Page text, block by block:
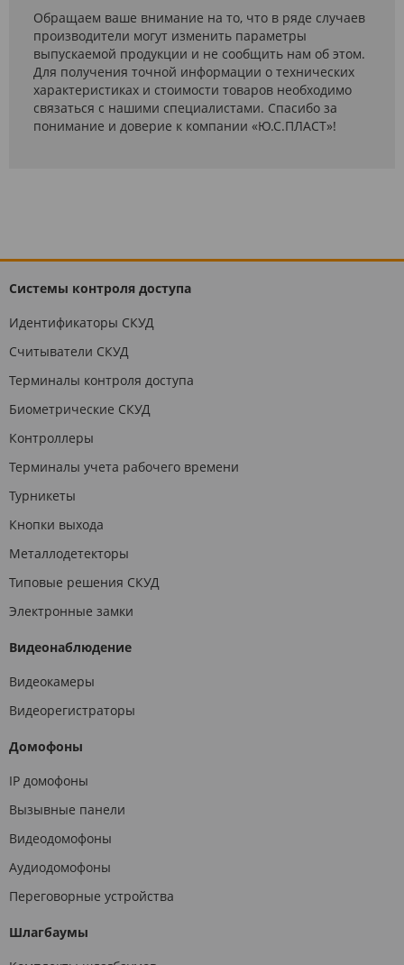
Обращаем ваше внимание на то, что в ряде случаев
производители могут изменить параметры
выпускаемой продукции и не сообщить нам об этом.
Для получения точной информации о технических
характеристиках и стоимости товаров необходимо
связаться с нашими специалистами. Спасибо за
понимание и доверие к компании «Ю.С.ПЛАСТ»!
Системы контроля доступа
Идентификаторы СКУД
Считыватели СКУД
Терминалы контроля доступа
Биометрические СКУД
Контроллеры
Терминалы учета рабочего времени
Турникеты
Кнопки выхода
Металлодетекторы
Типовые решения СКУД
Электронные замки
Видеонаблюдение
Видеокамеры
Видеорегистраторы
Домофоны
IP домофоны
Вызывные панели
Видеодомофоны
Аудиодомофоны
Переговорные устройства
Шлагбаумы